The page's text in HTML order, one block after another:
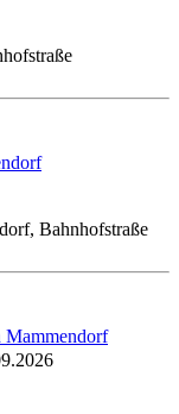
Bahnhofstraße
Mammendorf